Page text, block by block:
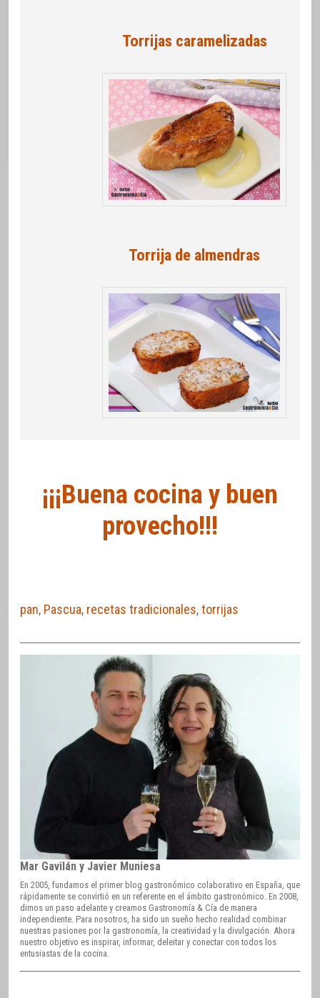
Torrijas caramelizadas
Torrija de almendras
¡¡¡Buena cocina y buen
provecho!!!
pan, Pascua, recetas tradicionales,torrijas
Mar Gavilán y Javier Muniesa
En 2005, fundamos el primer blog gastronómico colaborativo en España, que
rápidamente se convirtió en un referente en el ámbito gastronómico. En 2008,
dimos un paso adelante y creamos Gastronomía & Cía de manera
independiente. Para nosotros, ha sido un sueño hecho realidad combinar
nuestras pasiones por la gastronomía, la creatividad y la divulgación. Ahora
nuestro objetivo es inspirar, informar, deleitar y conectar con todos los
entusiastas de la cocina.